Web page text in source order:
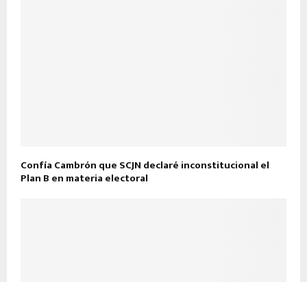
Confía Cambrón que SCJN declaré inconstitucional el
Plan B en materia electoral